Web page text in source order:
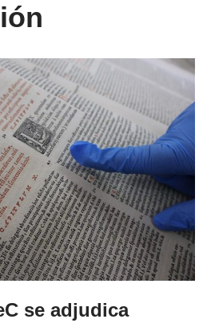
se adjudica